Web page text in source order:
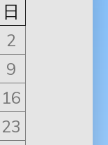
日
2
9
16
23